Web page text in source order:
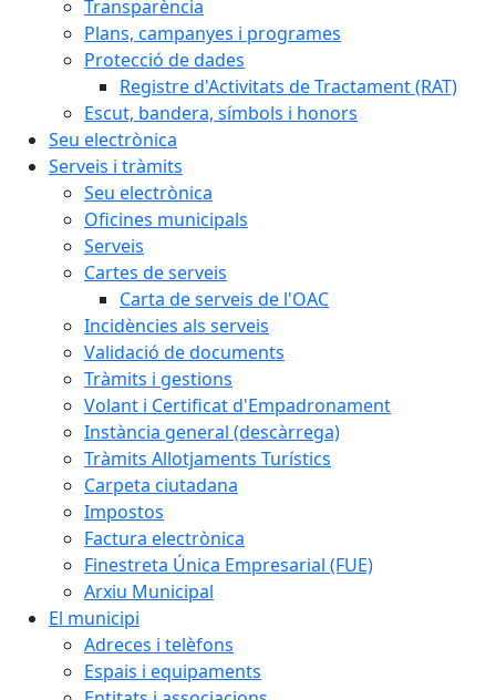
Transparència
Plans, campanyes i programes
Protecció de dades
Registre d'Activitats de Tractament (RAT)
Escut, bandera, símbols i honors
Seu electrònica
Serveis i tràmits
Seu electrònica
Oficines municipals
Serveis
Cartes de serveis
Carta de serveis de l'OAC
Incidències als serveis
Validació de documents
Tràmits i gestions
Volant i Certificat d'Empadronament
Instància general (descàrrega)
Tràmits Allotjaments Turístics
Carpeta ciutadana
Impostos
Factura electrònica
Finestreta Única Empresarial (FUE)
Arxiu Municipal
El municipi
Adreces i telèfons
Espais i equipaments